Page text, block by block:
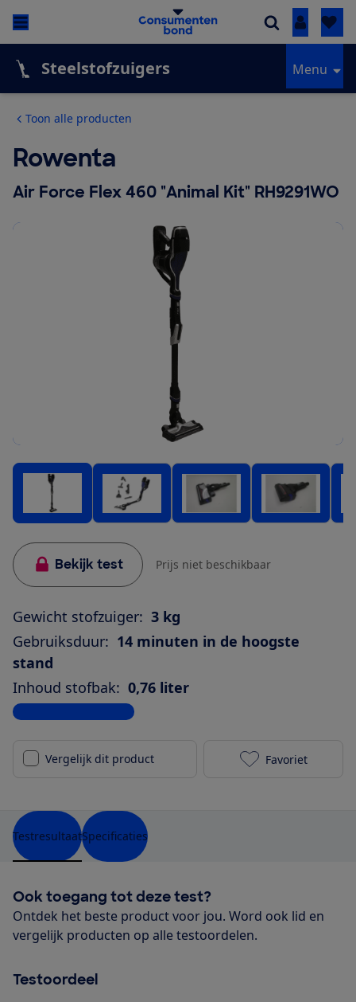
Inloggen
Steelstofzuigers Menu
Toon alle producten
Rowenta
Air Force Flex 460 "Animal Kit" RH9291WO
Bekijk test Prijs niet beschikbaar
Gewicht stofzuiger: 3 kg
Gebruiksduur: 14 minuten in de hoogste
stand
Inhoud stofbak: 0,76 liter
Bekijk alle specificaties
Vergelijk dit product Rowenta Air
Favoriet
TestresultaatSpecificaties
Ook toegang tot deze test?
Ontdek het beste product voor jou. Word ook lid en
vergelijk producten op alle testoordelen.
Testoordeel